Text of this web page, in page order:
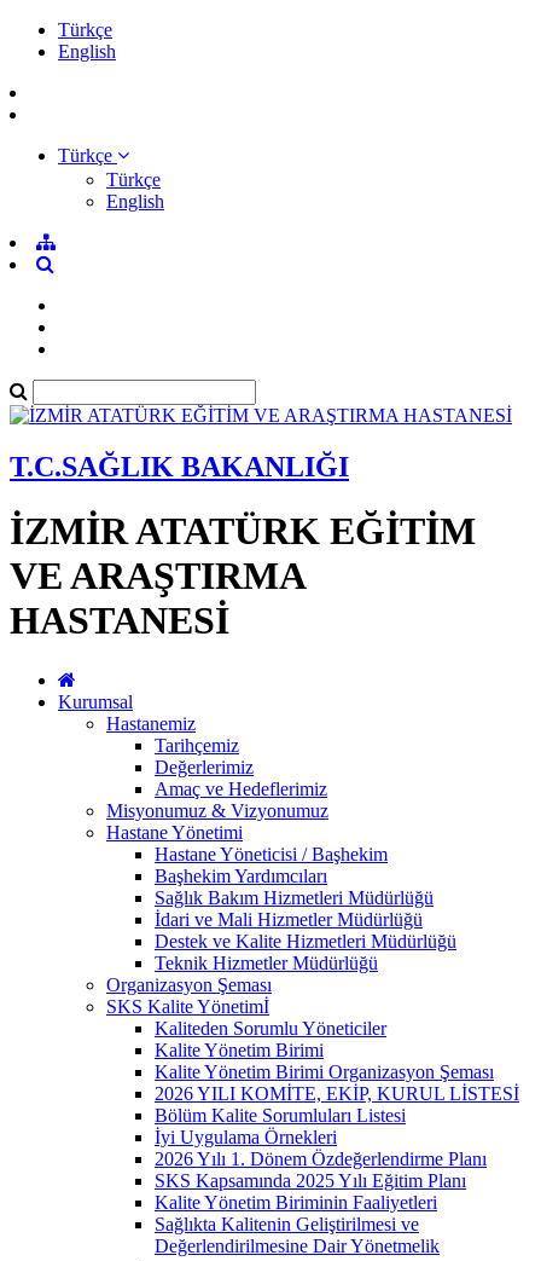
Türkçe
English
Türkçe
Türkçe
English
T.C.SAĞLIK BAKANLIĞI
İZMİR ATATÜRK EĞİTİM
VE ARAŞTIRMA
HASTANESİ
Kurumsal
Hastanemiz
Tarihçemiz
Değerlerimiz
Amaç ve Hedeflerimiz
Misyonumuz & Vizyonumuz
Hastane Yönetimi
Hastane Yöneticisi / Başhekim
Başhekim Yardımcıları
Sağlık Bakım Hizmetleri Müdürlüğü
İdari ve Mali Hizmetler Müdürlüğü
Destek ve Kalite Hizmetleri Müdürlüğü
Teknik Hizmetler Müdürlüğü
Organizasyon Şeması
SKS Kalite Yönetimİ
Kaliteden Sorumlu Yöneticiler
Kalite Yönetim Birimi
Kalite Yönetim Birimi Organizasyon Şeması
2026 YILI KOMİTE, EKİP, KURUL LİSTESİ
Bölüm Kalite Sorumluları Listesi
İyi Uygulama Örnekleri
2026 Yılı 1. Dönem Özdeğerlendirme Planı
SKS Kapsamında 2025 Yılı Eğitim Planı
Kalite Yönetim Biriminin Faaliyetleri
Sağlıkta Kalitenin Geliştirilmesi ve
Değerlendirilmesine Dair Yönetmelik